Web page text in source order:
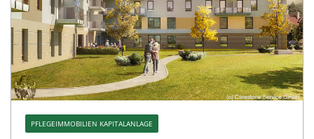
PFLEGEIMMOBILIEN KAPITALANLAGE